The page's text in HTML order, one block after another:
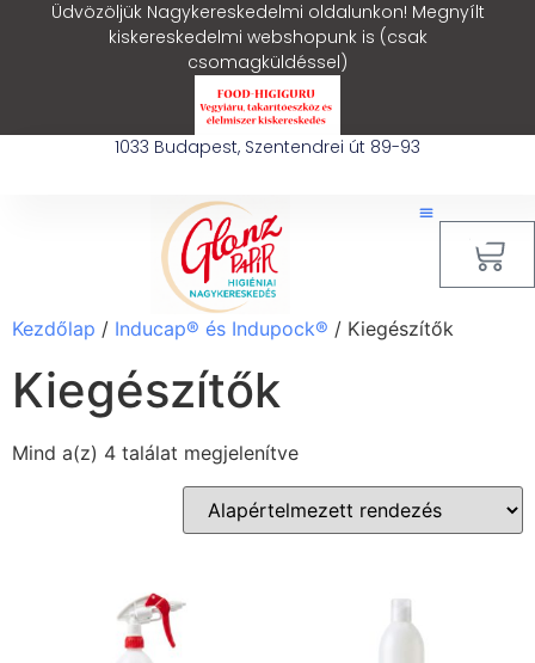
Üdvözöljük Nagykereskedelmi oldalunkon! Megnyílt
kiskereskedelmi webshopunk is (csak
csomagküldéssel)
1033 Budapest, Szentendrei út 89-93
Kezdőlap / Inducap® és Indupock® / Kiegészítők
Kiegészítők
Mind a(z) 4 találat megjelenítve